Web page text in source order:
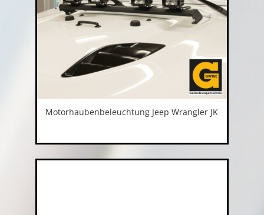
Motorhaubenbeleuchtung Jeep Wrangler JK